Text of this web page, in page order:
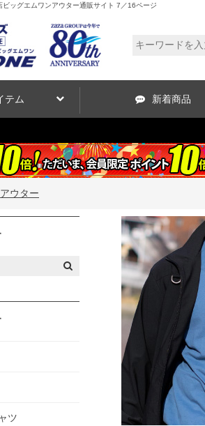
ッグエムワンアウター通販サイト 7／16ページ
テム 新着商品
アウター
ツ